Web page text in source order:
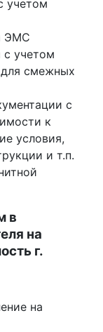
учетом
ЭМС
с учетом
смежных
с
к
условия,
и т.п.
в
на
г.
на